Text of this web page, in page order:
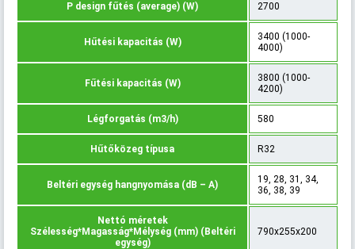
P design fűtés (average) (W) 2700
Hűtési kapacitás (W)
3400 (1000-
4000)
Fűtési kapacitás (W)
3800 (1000-
4200)
Légforgatás (m3/h) 580
Hűtőközeg típusa R32
Beltéri egység hangnyomása (dB – A)
19, 28, 31, 34,
36, 38, 39
Nettó méretek
Szélesség*Magasság*Mélység (mm) (Beltéri
egység)
790x255x200